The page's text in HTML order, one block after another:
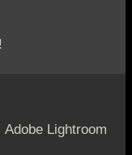
Lightroom